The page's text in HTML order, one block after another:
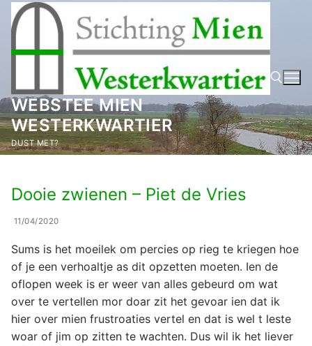
naar
inhoud
WEBSTEE MIEN
WESTERKWARTIER
DUST MET? Zoeken naar:
Dooie zwienen – Piet de Vries
11/04/2020
Sums is het moeilek om percies op rieg te kriegen hoe
of je een verhoaltje as dit opzetten moeten. Ien de
oflopen week is er weer van alles gebeurd om wat
over te vertellen mor doar zit het gevoar ien dat ik
hier over mien frustroaties vertel en dat is wel t leste
woar of jim op zitten te wachten. Dus wil ik het liever